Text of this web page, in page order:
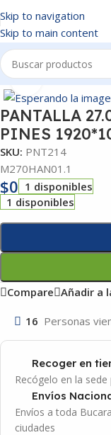
Skip to navigation
Skip to main content
Inicio/PANTALLAS
Click to
PANTALLA
PINES
SKU: PNT214
M270HAN01.1
$0 1 disponibles
1 disponibles
Compare Añadir a
16 Personas
Recoger en
Recógelo en la sede
Envíos
Envíos a toda
ciudades